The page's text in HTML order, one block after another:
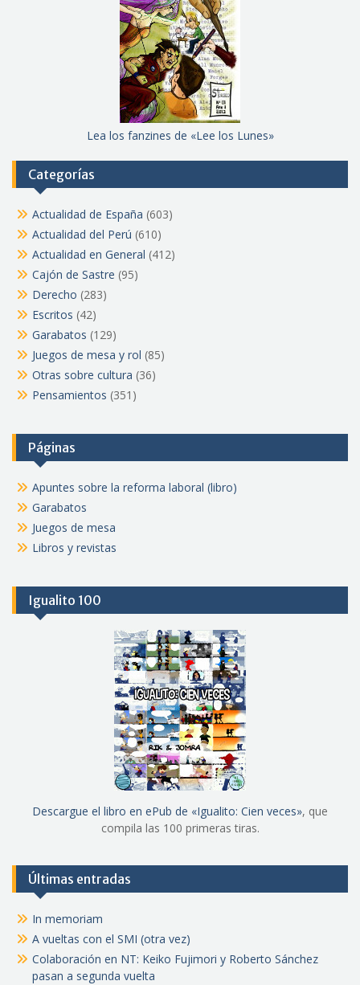
Lea los fanzines de «Lee los Lunes»
Categorías
Actualidad de España (603)
Actualidad del Perú (610)
Actualidad en General (412)
Cajón de Sastre (95)
Derecho (283)
Escritos (42)
Garabatos (129)
Juegos de mesa y rol (85)
Otras sobre cultura (36)
Pensamientos (351)
Páginas
Apuntes sobre la reforma laboral (libro)
Garabatos
Juegos de mesa
Libros y revistas
Igualito 100
Descargue el libro en ePub de «Igualito: Cien veces», que
compila las 100 primeras tiras.
Últimas entradas
In memoriam
A vueltas con el SMI (otra vez)
Colaboración en NT: Keiko Fujimori y Roberto Sánchez
pasan a segunda vuelta